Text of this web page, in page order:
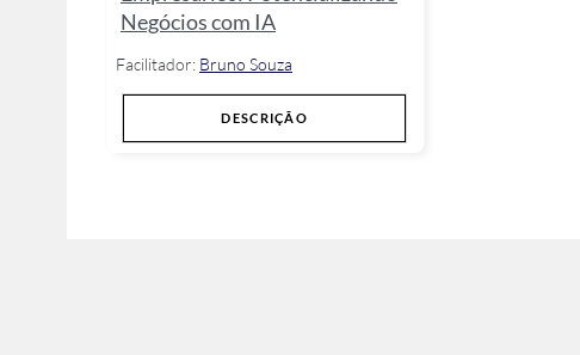
Negócios com IA
Facilitador: Bruno Souza
DESCRIÇÃO